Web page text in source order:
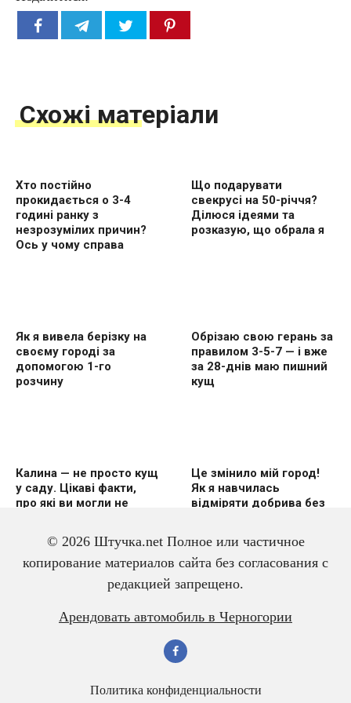
Схожі матеріали
Хто постійно
прокидається о 3-4
годині ранку з
незрозумілих причин?
Ось у чому справа
Що подарувати
свекрусі на 50-річчя?
Ділюся ідеями та
розказую, що обрала я
Як я вивела берізку на
своєму городі за
допомогою 1-го
розчину
Обрізаю свою герань за
правилом 3-5-7 — і вже
за 28-днів маю пишний
кущ
Калина — не просто кущ
у саду. Цікаві факти,
про які ви могли не
Це змінило мій город!
Як я навчилась
відміряти добрива без
3 дешевих підгодівлі в
червні — і перець
Чому гірчиця — це
справжній скарб для
© 2026 Штучка.net Полное или частичное
копирование материалов сайта без согласования с
редакцией запрещено.
Арендовать автомобиль в Черногории
Политика конфиденциальности